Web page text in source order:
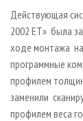
Действующая
2002 ET» была
ходе монтажа
программные
профилем
заменили
профилем веса